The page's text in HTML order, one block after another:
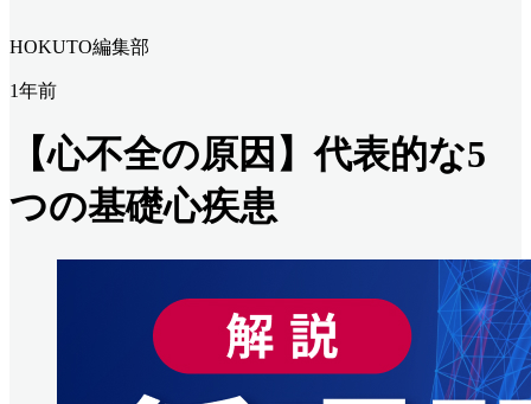
HOKUTO編集部
1年前
【心不全の原因】代表的な5
つの基礎心疾患